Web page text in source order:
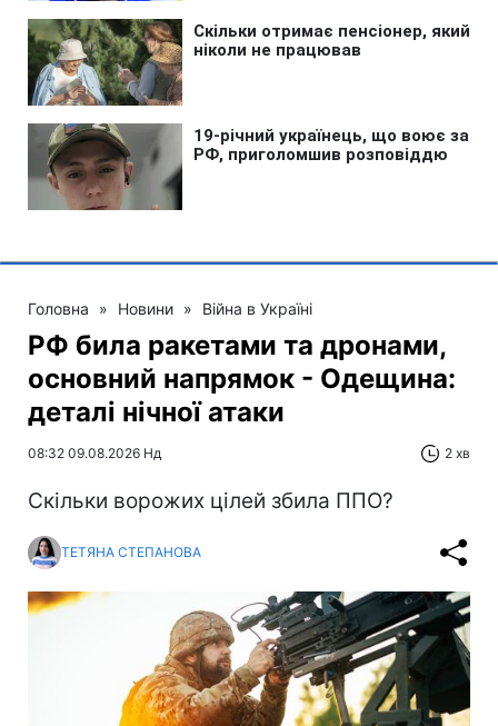
Головна » Новини » Війна в Україні
РФ била ракетами та дронами,
основний напрямок - Одещина:
деталі нічної атаки
08:32 09.08.2026 Нд 2 хв
Скільки ворожих цілей збила ППО?
ТЕТЯНА СТЕПАНОВА